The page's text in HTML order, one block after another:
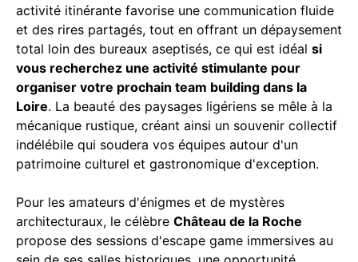
activité itinérante favorise une communication fluide
et des rires partagés, tout en offrant un dépaysement
total loin des bureaux aseptisés, ce qui est idéal si
vous recherchez une activité stimulante pour
organiser votre prochain team building dans la
Loire. La beauté des paysages ligériens se mêle à la
mécanique rustique, créant ainsi un souvenir collectif
indélébile qui soudera vos équipes autour d'un
patrimoine culturel et gastronomique d'exception.
Pour les amateurs d'énigmes et de mystères
architecturaux, le célèbre Château de la Roche
propose des sessions d'escape game immersives au